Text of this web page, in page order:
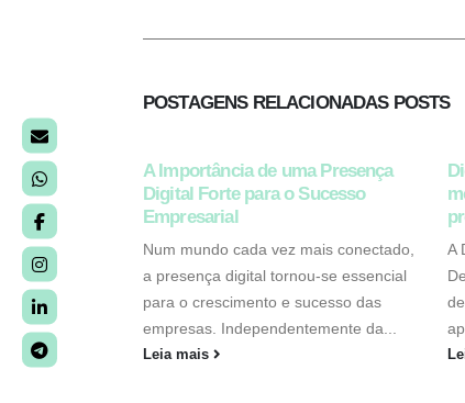
POSTAGENS RELACIONADAS POSTS
A Importância de uma Presença
Digital Forte para o Sucesso
Empresarial
Num mundo cada vez mais conectado,
a presença digital tornou-se essencial
para o crescimento e sucesso das
empresas. Independentemente da...
Leia mais
A